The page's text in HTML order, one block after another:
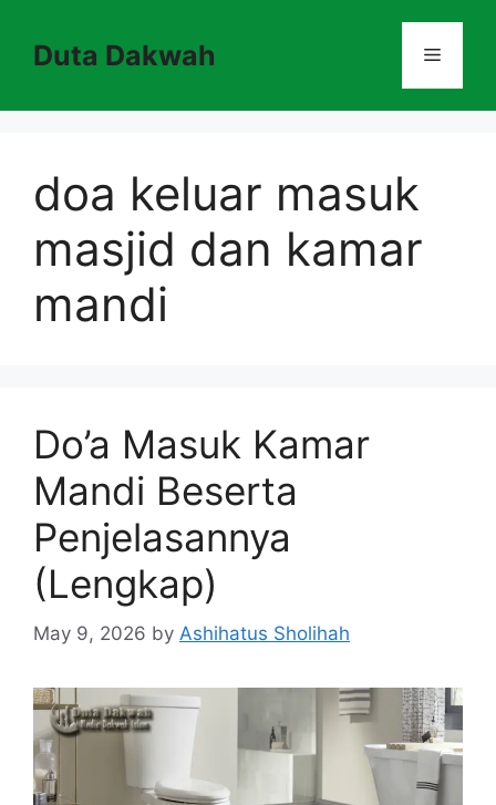
contentDuta Dakwah Menu
doa keluar masuk
masjid dan kamar
mandi
Do’a Masuk Kamar
Mandi Beserta
Penjelasannya
(Lengkap)
May 9, 2026 by Ashihatus Sholihah